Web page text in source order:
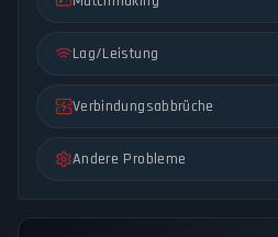
Lag/Leistung
Verbindungsabbrüche
Andere Probleme